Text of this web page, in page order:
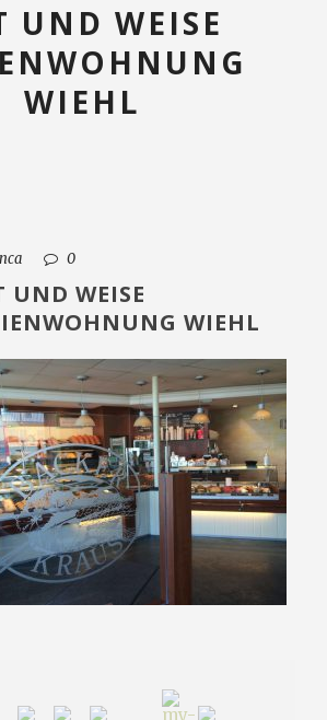
UND WEISE
WIEHL
0
UND WEISE
WIEHL